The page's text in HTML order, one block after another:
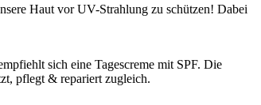
Haut vor UV-Strahlung zu schützen! Dabei
sich eine Tagescreme mit SPF. Die
pflegt & repariert zugleich.